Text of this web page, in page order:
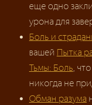
еще одно
урона для
Боль и
вашей Пытка
Тьмы: Боль,
никогда не
Обман разума